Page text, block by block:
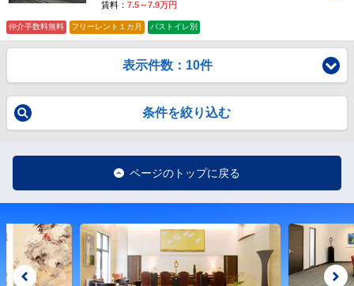
賃料： 7.5～7.9万円
仲介手数料無料 フリーレント１カ月 バストイレ別
表示件数：10件
条件を絞り込む
ページのトップに戻る